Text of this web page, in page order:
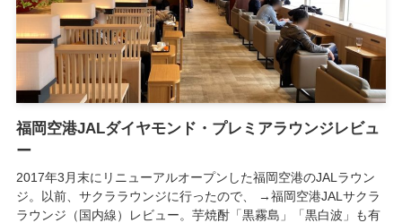
福岡空港JALダイヤモンド・プレミアラウンジレビュ
ー
2017年3月末にリニューアルオープンした福岡空港のJALラウン
ジ。以前、サクララウンジに行ったので、 →福岡空港JALサクラ
ラウンジ（国内線）レビュー。芋焼酎「黒霧島」「黒白波」も有